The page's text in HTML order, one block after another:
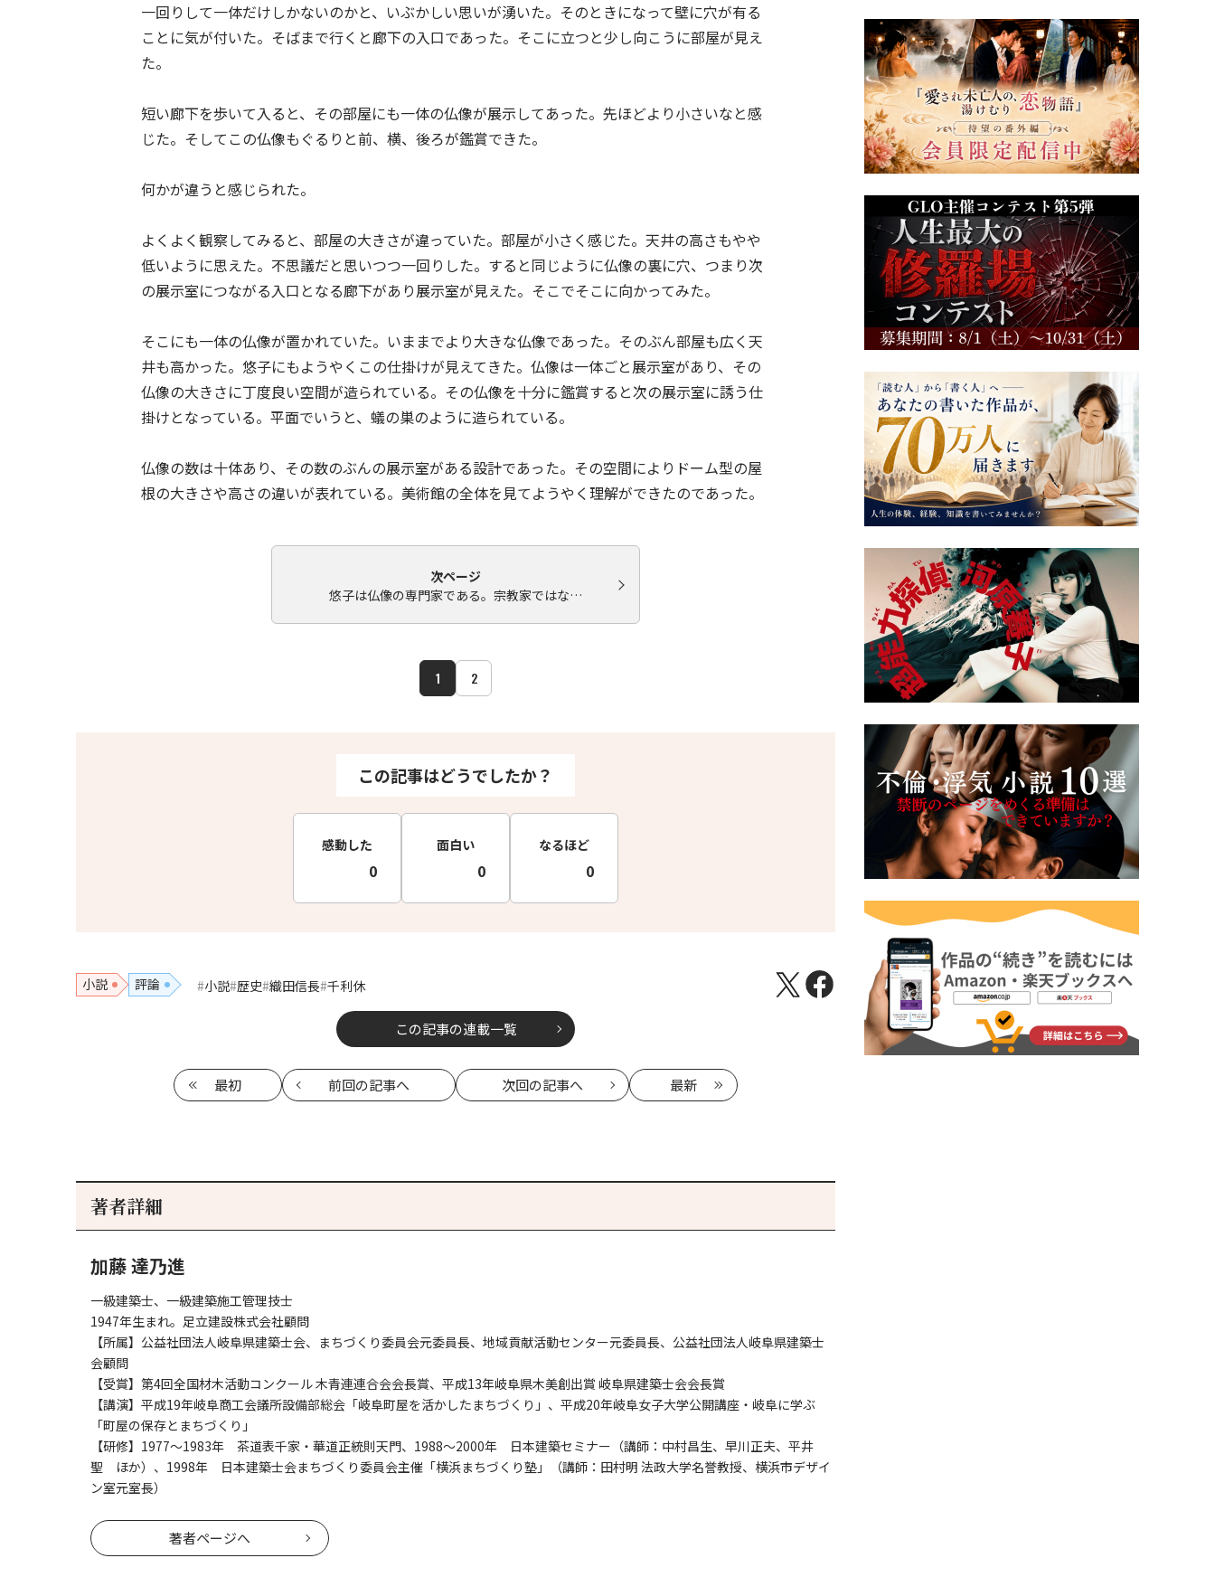
一回りして一体だけしかないのかと、いぶかしい思いが湧いた。そのときになって壁に穴が有る
ことに気が付いた。そばまで行くと廊下の入口であった。そこに立つと少し向こうに部屋が見え
た。
短い廊下を歩いて入ると、その部屋にも一体の仏像が展示してあった。先ほどより小さいなと感
じた。そしてこの仏像もぐるりと前、横、後ろが鑑賞できた。
何かが違うと感じられた。
よくよく観察してみると、部屋の大きさが違っていた。部屋が小さく感じた。天井の高さもやや
低いように思えた。不思議だと思いつつ一回りした。すると同じように仏像の裏に穴、つまり次
の展示室につながる入口となる廊下があり展示室が見えた。そこでそこに向かってみた。
そこにも一体の仏像が置かれていた。いままでより大きな仏像であった。そのぶん部屋も広く天
井も高かった。悠子にもようやくこの仕掛けが見えてきた。仏像は一体ごと展示室があり、その
仏像の大きさに丁度良い空間が造られている。その仏像を十分に鑑賞すると次の展示室に誘う仕
掛けとなっている。平面でいうと、蟻の巣のように造られている。
仏像の数は十体あり、その数のぶんの展示室がある設計であった。その空間によりドーム型の屋
根の大きさや高さの違いが表れている。美術館の全体を見てようやく理解ができたのであった。
次ページ
悠子は仏像の専門家である。宗教家ではな…
1 2
この記事はどうでしたか？
感動した
0
面白い
0
なるほど
0
小説 評論 小説 歴史 織田信長 千利休
この記事の連載一覧
最初 前回の記事へ 次回の記事へ 最新
著者詳細
加藤 達乃進
一級建築士、一級建築施工管理技士
1947年生まれ。足立建設株式会社顧問
【所属】公益社団法人岐阜県建築士会、まちづくり委員会元委員長、地域貢献活動センター元委員長、公益社団法人岐阜県建築士
会顧問
【受賞】第4回全国材木活動コンクール 木青連連合会会長賞、平成13年岐阜県木美創出賞 岐阜県建築士会会長賞
【講演】平成19年岐阜商工会議所設備部総会「岐阜町屋を活かしたまちづくり」、平成20年岐阜女子大学公開講座・岐阜に学ぶ
「町屋の保存とまちづくり」
【研修】1977～1983年 茶道表千家・華道正統則天門、1988～2000年 日本建築セミナー（講師：中村昌生、早川正夫、平井
聖 ほか）、1998年 日本建築士会まちづくり委員会主催「横浜まちづくり塾」（講師：田村明 法政大学名誉教授、横浜市デザイ
ン室元室長）
著者ページへ